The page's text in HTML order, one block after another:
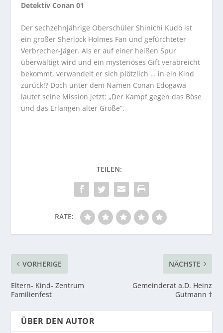
Detektiv Conan 01
Der sechzehnjährige Oberschüler Shinichi Kudo ist
ein großer Sherlock Holmes Fan und gefürchteter
Verbrecher-Jäger. Als er auf einer heißen Spur
überwältigt wird und ein mysteriöses Gift verabreicht
bekommt, verwandelt er sich plötzlich … in ein Kind
zurück!? Doch unter dem Namen Conan Edogawa
lautet seine Mission jetzt: „Der Kampf gegen das Böse
und das Erlangen alter Größe“.
RATE:
VORHERIGE
Eltern- Kind- Zentrum
Familienfest
NÄCHSTE
Gemeinderat a.D. Heinz
Gutmann †
ÜBER DEN AUTOR